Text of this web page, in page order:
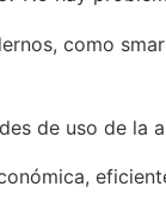
como
de uso de la